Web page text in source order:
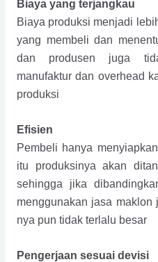
Biaya yang terjangkau
Biaya produksi menjadi
yang membeli dan
dan produsen juga
manufaktur dan overhead
produksi
Efisien
Pembeli hanya
itu produksinya akan
sehingga jika
menggunakan jasa
nya pun tidak terlalu besar
Pengerjaan sesuai devisi